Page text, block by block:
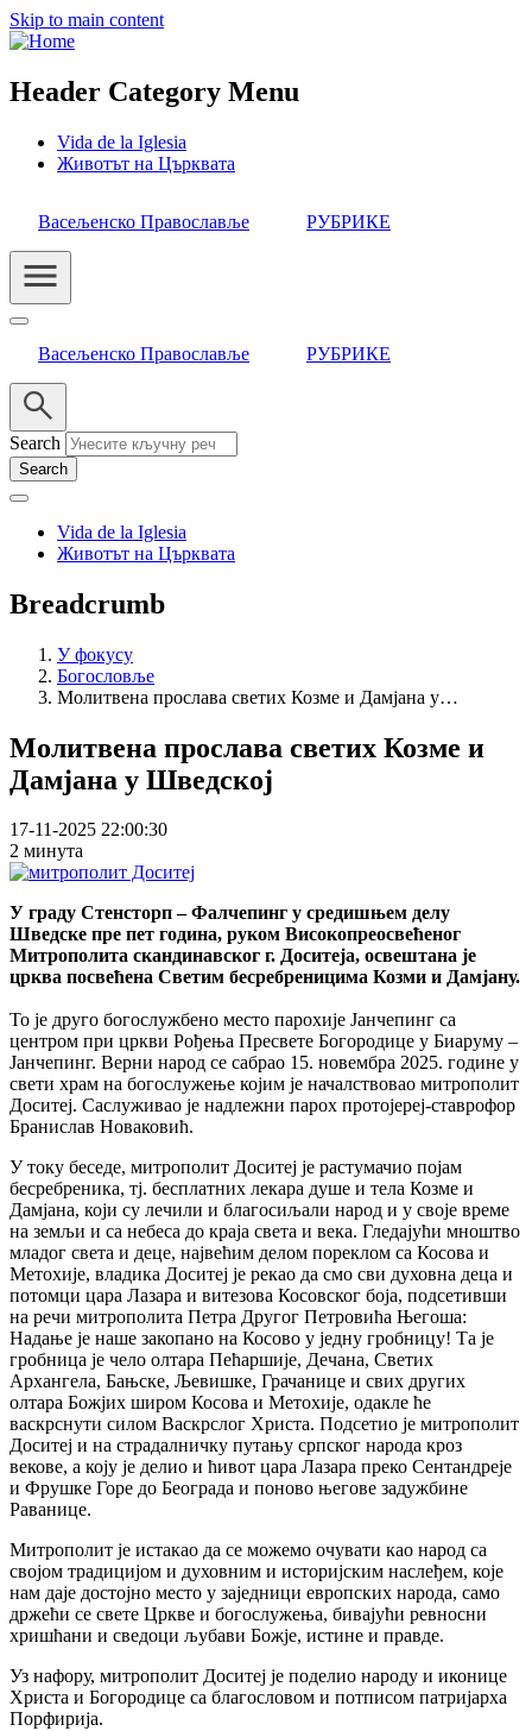
Skip to main content
Header Category Menu
Vida de la Iglesia
Животът на Църквата
Васељенско Православље РУБРИКЕ
Васељенско Православље РУБРИКЕ
Search
Vida de la Iglesia
Животът на Църквата
Breadcrumb
У фокусу
Богословље
Молитвена прослава светих Козме и Дамјана у…
Молитвена прослава светих Козме и
Дамјана у Шведској
17-11-2025 22:00:30
2 минута
У граду Стенсторп – Фалчепинг у средишњем делу
Шведске пре пет година, руком Високопреосвећеног
Митрополита скандинавског г. Доситеја, освештана је
црква посвећена Светим бесребреницима Козми и Дамјану.
То је друго богослужбено место парохије Јанчепинг са
центром при цркви Рођења Пресвете Богородице у Биаруму –
Јанчепинг. Верни народ се сабрао 15. новембра 2025. године у
свети храм на богослужење којим је началствовао митрополит
Доситеј. Саслуживао је надлежни парох протојереј-ставрофор
Бранислав Новаковић.
У току беседе, митрополит Доситеј је растумачио појам
бесребреника, тј. бесплатних лекара душе и тела Козме и
Дамјана, који су лечили и благосиљали народ и у своје време
на земљи и са небеса до краја света и века. Гледајући мноштво
младог света и деце, највећим делом пореклом са Косова и
Метохије, владика Доситеј је рекао да смо сви духовна деца и
потомци цара Лазара и витезова Косовског боја, подсетивши
на речи митрополита Петра Другог Петровића Његоша:
Надање је наше закопано на Косово у једну гробницу! Та је
гробница је чело олтара Пећаршије, Дечана, Светих
Архангела, Бањске, Љевишке, Грачанице и свих других
олтара Божјих широм Косова и Метохије, одакле ће
васкрснути силом Васкрслог Христа. Подсетио је митрополит
Доситеј и на страдалничку путању српског народа кроз
векове, а коју је делио и ћивот цара Лазара преко Сентандреје
и Фрушке Горе до Београда и поново његове задужбине
Раванице.
Митрополит је истакао да се можемо очувати као народ са
својом традицијом и духовним и историјским наслеђем, које
нам даје достојно место у заједници европских народа, само
држећи се свете Цркве и богослужења, бивајући ревносни
хришћани и сведоци љубави Божје, истине и правде.
Уз нафору, митрополит Доситеј је поделио народу и иконице
Христа и Богородице са благословом и потписом патријарха
Порфирија.